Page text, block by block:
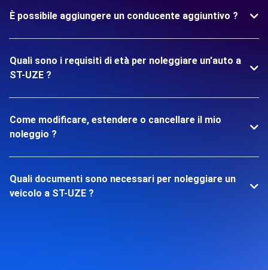
È possibile aggiungere un conducente aggiuntivo ?
Quali sono i requisiti di età per noleggiare un'auto a
ST-UZE ?
Come modificare, estendere o cancellare il mio
noleggio ?
Quali documenti sono necessari per noleggiare un
veicolo a ST-UZE ?